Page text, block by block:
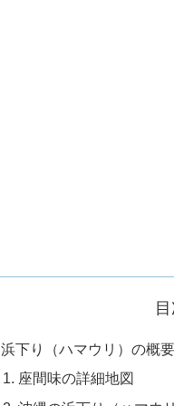
浜下り（ハマウリ）の概要
座間味の詳細地図